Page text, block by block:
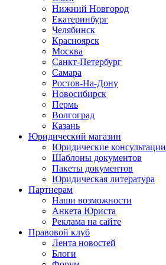
Нижний Новгород
Екатеринбург
Челябинск
Красноярск
Москва
Санкт-Петербург
Самара
Ростов-На-Дону
Новосибирск
Пермь
Волгоград
Казань
Юридический магазин
Юридические консультации
Шаблоны документов
Пакеты документов
Юридическая литература
Партнерам
Наши возможности
Анкета Юриста
Реклама на сайте
Правовой клуб
Лента новостей
Блоги